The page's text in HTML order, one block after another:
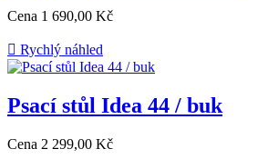
Cena 1 690,00 Kč
 Rychlý náhled
Psací stůl Idea 44 / buk
Cena 2 299,00 Kč